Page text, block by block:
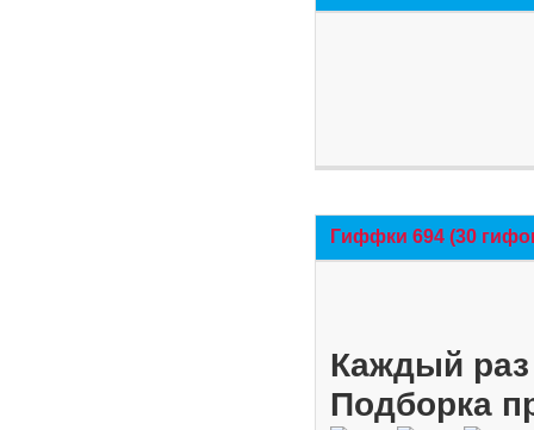
Гиффки 694 (30
Каждый
Подборка